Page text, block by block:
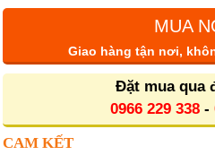
MUA
Giao hàng tận nơi,
Đặt mua qua
0966 229 338-
CAM KẾT